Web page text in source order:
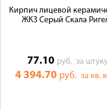
Кирпич лицевой
ЖКЗ Серый Скала
77.10 руб.за штуку
4 394.70 руб. за кв.